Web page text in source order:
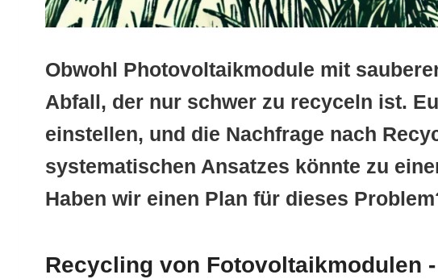
Obwohl Photovoltaikmodule mit
Abfall, der nur schwer zu recyceln ist.
einstellen, und die Nachfrage nach
systematischen Ansatzes könnte zu
Haben wir einen Plan für dieses
Recycling von Fotovoltaikmodulen